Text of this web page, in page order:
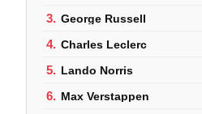
3. George Russell
4. Charles Leclerc
5. Lando Norris
6. Max Verstappen